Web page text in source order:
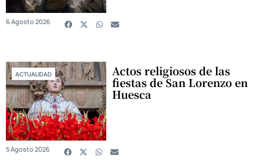
6 Agosto 2026
ACTUALIDAD Actos religiosos de las
fiestas de San Lorenzo en
Huesca
5 Agosto 2026